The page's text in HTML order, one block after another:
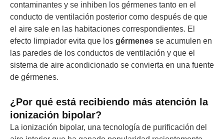
contaminantes y se inhiben los gérmenes tanto en el
conducto de ventilación posterior como después de que
el aire sale en las habitaciones correspondientes. El
efecto limpiador evita que los gérmenes se acumulen en
las paredes de los conductos de ventilación y que el
sistema de aire acondicionado se convierta en una fuente
de gérmenes.
¿Por qué está recibiendo más atención la
ionización bipolar?
La ionización bipolar, una tecnología de purificación del